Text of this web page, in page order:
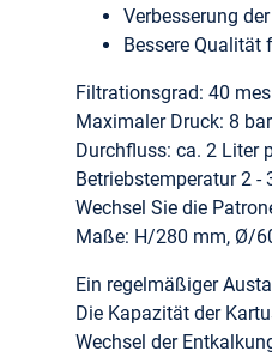
Verbesserung
Bessere Qualität
Filtrationsgrad: 40
Maximaler Druck: 8 bar
Durchfluss: ca. 2 Liter
Betriebstemperatur 2 -
Wechsel Sie die
Maße: H/280 mm, Ø/
Ein regelmäßiger
Die Kapazität der
Wechsel der